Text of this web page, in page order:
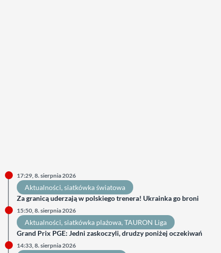
17:29, 8. sierpnia 2026
Aktualności, siatkówka światowa
Za granicą uderzają w polskiego trenera! Ukrainka go broni
15:50, 8. sierpnia 2026
Aktualności, siatkówka plażowa, TAURON Liga
Grand Prix PGE: Jedni zaskoczyli, drudzy poniżej oczekiwań
14:33, 8. sierpnia 2026